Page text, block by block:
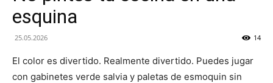
esquina
25.05.2026 14
El color es divertido. Realmente divertido. Puedes jugar
con gabinetes verde salvia y paletas de esmoquin sin